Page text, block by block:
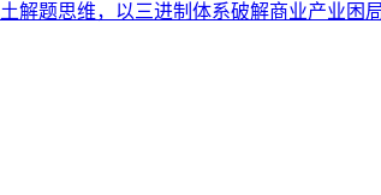
解题思维，以三进制体系破解商业产业困